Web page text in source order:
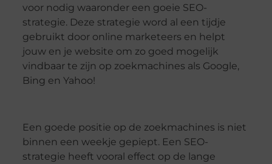
voor nodig waaronder een goeie SEO-
strategie. Deze strategie word al een tijdje
gebruikt door online marketeers en helpt
jouw en je website om zo goed mogelijk
vindbaar te zijn op zoekmachines als Google,
Bing en Yahoo!
Een goede positie op de zoekmachines is niet
binnen een weekje gepiept. Een SEO-
strategie heeft vooral effect op de lange